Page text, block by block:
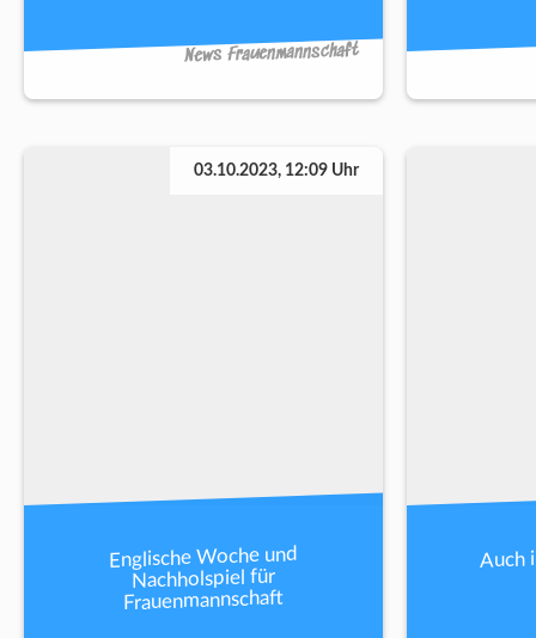
News Frauenmannschaft
03.10.2023, 12:09 Uhr
Englische Woche und
Nachholspiel für
Frauenmannschaft
Auch